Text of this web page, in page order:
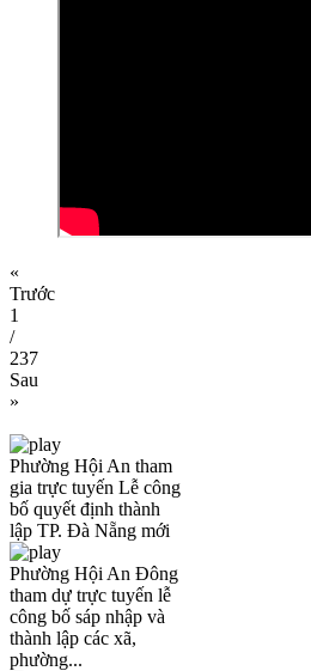
«
Trước
1
/
237
Sau
»
Phường Hội An tham
gia trực tuyến Lễ công
bố quyết định thành
lập TP. Đà Nẵng mới
Phường Hội An Đông
tham dự trực tuyến lễ
công bố sáp nhập và
thành lập các xã,
phường...